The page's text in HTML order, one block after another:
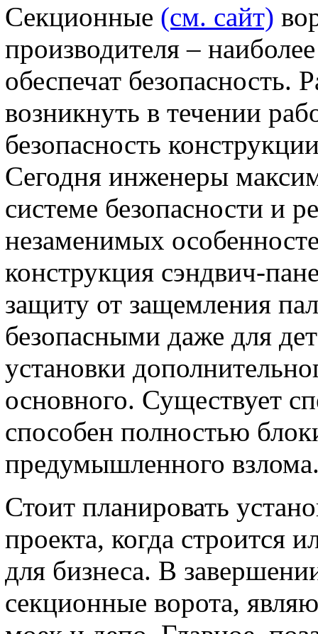
Секционные (см. сайт)
производителя –
обеспечат безопасность.
возникнуть в течении
безопасность
Сегодня инженеры
системе безопасности и
незаменимых
конструкция сэндвич-
защиту от защемления
безопасными даже для
установки
основного. Существует
способен полностью
предумышленного
Стоит планировать
проекта, когда строится
для бизнеса. В
секционные ворота,